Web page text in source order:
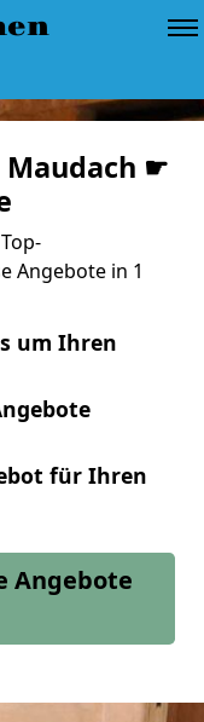
Maudach ☛
Angebote in 1
um Ihren
für Ihren
Angebote